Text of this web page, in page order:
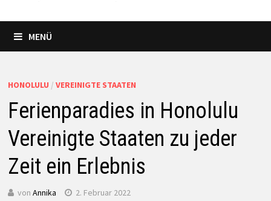
MENÜ
HONOLULU / VEREINIGTE STAATEN
Ferienparadies in Honolulu
Vereinigte Staaten zu jeder
Zeit ein Erlebnis
von Annika 2. Februar 2022